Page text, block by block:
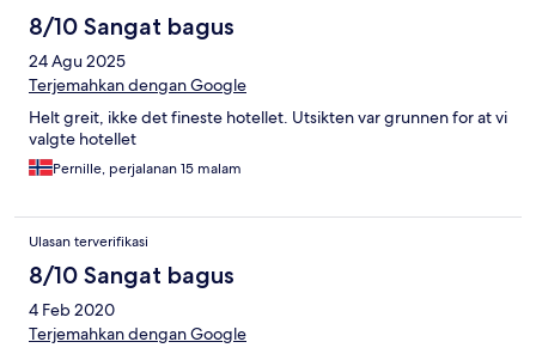
anstrengend. Kann aber auch sein, dass das Hotel einen
Shuttle-Service bietet, den ich nicht in Anspruch genommen
habe.
8/10 Sangat bagus
24 Agu 2025
Terjemahkan dengan Google
Helt greit, ikke det fineste hotellet. Utsikten var grunnen for at vi
valgte hotellet
Pernille, perjalanan 15 malam
Ulasan terverifikasi
8/10 Sangat bagus
4 Feb 2020
Terjemahkan dengan Google